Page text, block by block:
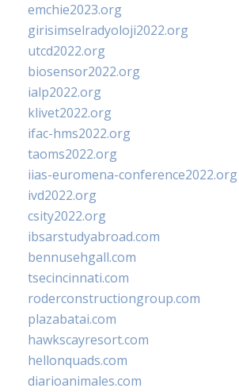
emchie2023.org
girisimselradyoloji2022.org
utcd2022.org
biosensor2022.org
ialp2022.org
klivet2022.org
ifac-hms2022.org
taoms2022.org
iias-euromena-conference2022.org
ivd2022.org
csity2022.org
ibsarstudyabroad.com
bennusehgall.com
tsecincinnati.com
roderconstructiongroup.com
plazabatai.com
hawkscayresort.com
hellonquads.com
diarioanimales.com